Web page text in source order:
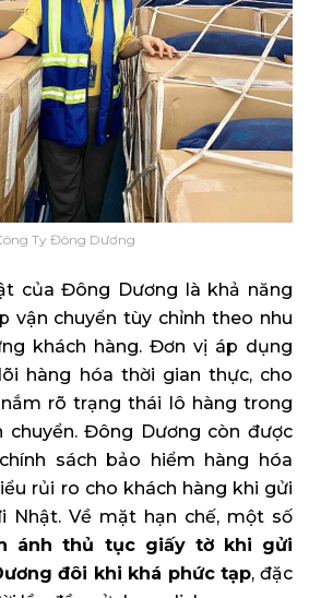
Ty Đông Dương
của Đông Dương là khả năng
vận chuyển tùy chỉnh theo nhu
khách hàng. Đơn vị áp dụng
hàng hóa thời gian thực, cho
rõ trạng thái lô hàng trong
chuyển. Đông Dương còn được
sách bảo hiểm hàng hóa
rủi ro cho khách hàng khi gửi
Nhật. Về mặt hạn chế, một số
ánh thủ tục giấy tờ khi gửi
đôi khi khá phức tạp, đặc